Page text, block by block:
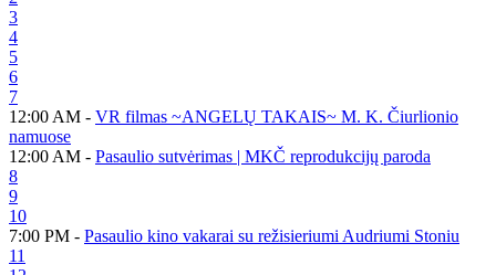
3
4
5
6
7
12:00 AM - VR filmas ~ANGELŲ TAKAIS~ M. K. Čiurlionio
namuose
12:00 AM - Pasaulio sutvėrimas | MKČ reprodukcijų paroda
8
9
10
7:00 PM - Pasaulio kino vakarai su režisieriumi Audriumi Stoniu
11